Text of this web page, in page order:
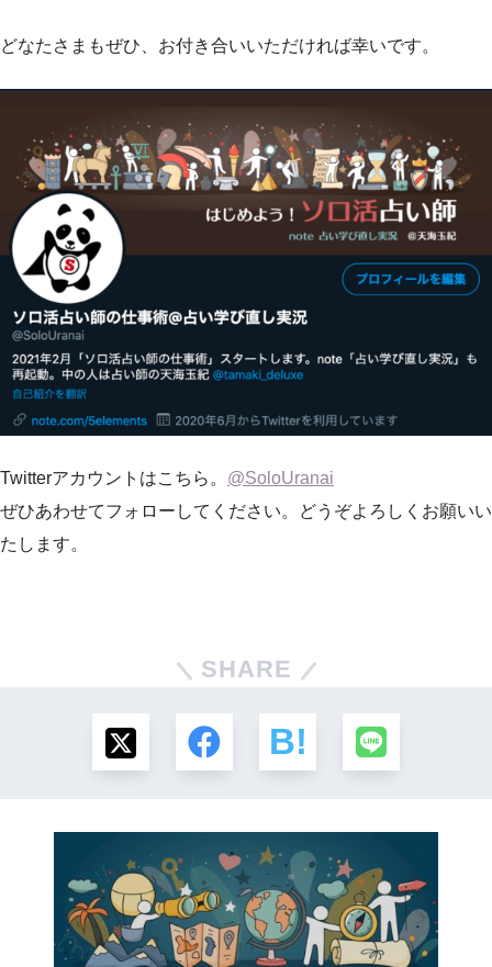
どなたさまもぜひ、お付き合いいただければ幸いです。
Twitterアカウントはこちら。 @SoloUranai
ぜひあわせてフォローしてください。どうぞよろしくお願いい
たします。
SHARE